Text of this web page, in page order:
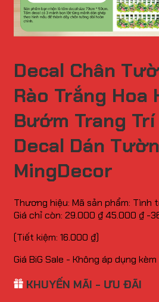
Decal Chân
Rào Trắng Hoa
Bướm Trang
Decal Dán
MingDecor
Thương hiệu: Mã sản phẩm: Tình
Giá chỉ còn: 29.000 ₫45.000 ₫ -
(Tiết kiệm: 16.000 ₫)
Giá BiG Sale - Không áp dụng
KHUYẾN MÃI - ƯU ĐÃI